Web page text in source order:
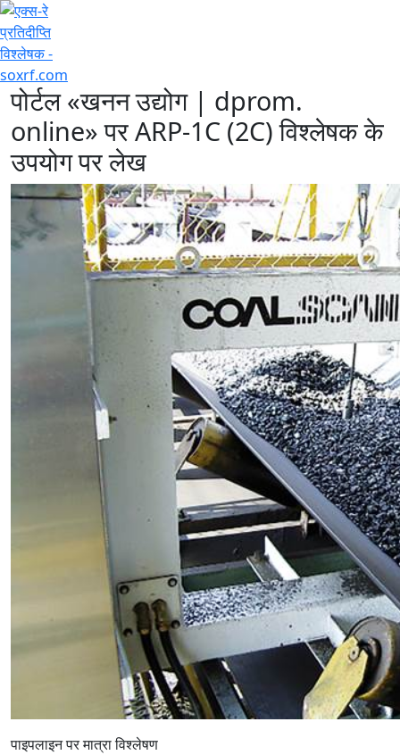
पोर्टल «खनन उद्योग | dprom.
online» पर ARP-1C (2C) विश्लेषक के
उपयोग पर लेख
पाइपलाइन पर मात्रा विश्लेषण